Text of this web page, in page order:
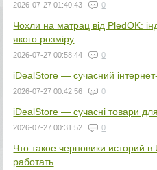
2026-07-27 01:40:43 0
Чохли на матрац від PledOK:
якого розміру
2026-07-27 00:58:44 0
iDealStore — сучасний
2026-07-27 00:42:56 0
iDealStore — сучасні товари
2026-07-27 00:31:52 0
Что такое черновики историй
работать